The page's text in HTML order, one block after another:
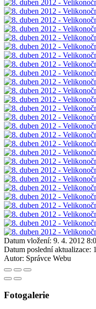
Datum vložení: 9. 4. 2012
Datum poslední aktualizace:
Autor: Správce Webu
Fotogalerie